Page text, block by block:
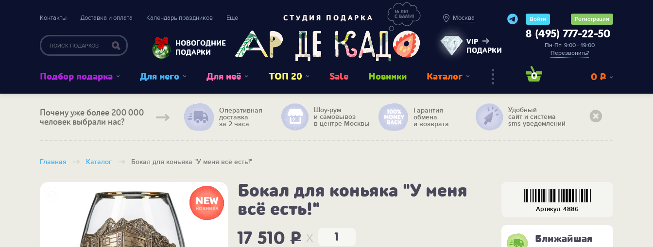
Контакты Доставка и оплата Календарь праздников Еще
НОВОГОДНИЕ
ПОДАРКИ
СТУДИЯ ПОДАРКА Москва
VIP
ПОДАРКИ
Войти Регистрация
8 (495) 777-22-50
Пн-Пт: 9:00 - 19:00
Перезвонить?
Подбор подарка Для него Для неё ТОП 20 Sale Новинки Каталог 0 0 Р
Почему уже более 200 000
человек выбрали нас?
Оперативная
доставка
за 2 часа
Шоу-рум
и самовывоз
в центре Москвы
Гарантия
обмена
и возврата
Удобный
сайт и система
sms-уведомлений
Главная Каталог Бокал для коньяка "У меня всё есть!"
Бокал для коньяка "У меня
всё есть!"
17 510P x
Артикул: 4886
Ближайшая